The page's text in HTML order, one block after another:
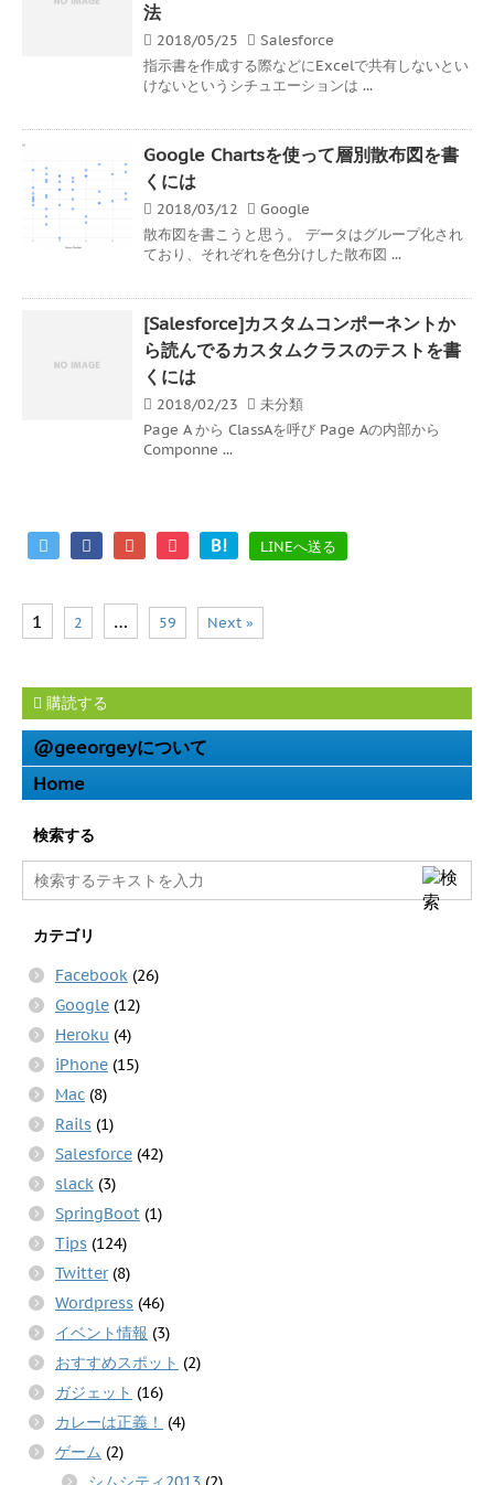
法
2018/05/25
Salesforce
指示書を作成する際などにExcelで共有しないとい
けないというシチュエーションは ...
Google Chartsを使って層別散布図を書
くには
2018/03/12
Google
散布図を書こうと思う。 データはグループ化され
ており、それぞれを色分けした散布図 ...
[Salesforce]カスタムコンポーネントか
ら読んでるカスタムクラスのテストを書
くには
2018/02/23
未分類
Page A から ClassAを呼び Page Aの内部から
Componne ...
B! LINEへ送る
1 2 … 59 Next »
購読する
@geeorgeyについて
Home
検索する
カテゴリ
Facebook (26)
Google (12)
Heroku (4)
iPhone (15)
Mac (8)
Rails (1)
Salesforce (42)
slack (3)
SpringBoot (1)
Tips (124)
Twitter(8)
Wordpress (46)
イベント情報 (3)
おすすめスポット (2)
ガジェット (16)
カレーは正義！
(4)
ゲーム (2)